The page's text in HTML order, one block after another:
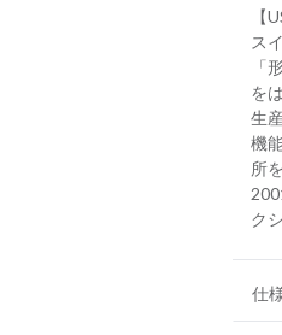
【
ス
「
を
生
機
所
ク
仕